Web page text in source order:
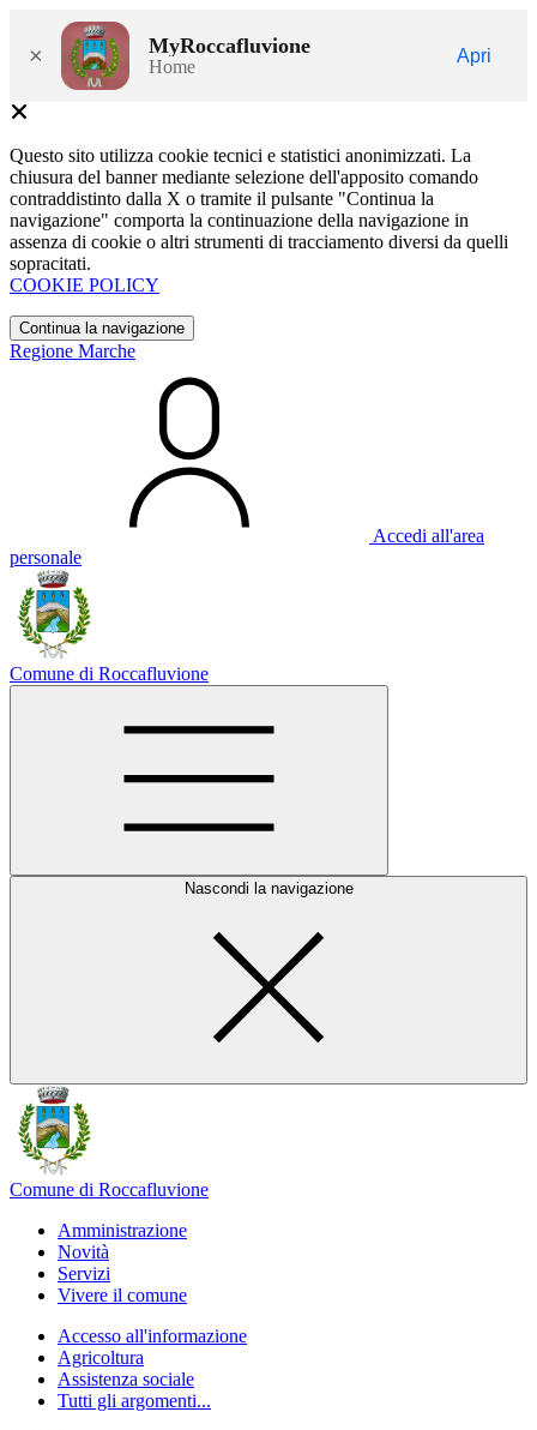
× MyRoccafluvione
Home
Apri
Questo sito utilizza cookie tecnici e statistici anonimizzati. La
chiusura del banner mediante selezione dell'apposito comando
contraddistinto dalla X o tramite il pulsante "Continua la
navigazione" comporta la continuazione della navigazione in
assenza di cookie o altri strumenti di tracciamento diversi da quelli
sopracitati.
COOKIE POLICY
Continua la navigazione
Regione Marche
Accedi all'area
personale
Comune di Roccafluvione
Nascondi la navigazione
Comune di Roccafluvione
Amministrazione
Novità
Servizi
Vivere il comune
Accesso all'informazione
Agricoltura
Assistenza sociale
Tutti gli argomenti...